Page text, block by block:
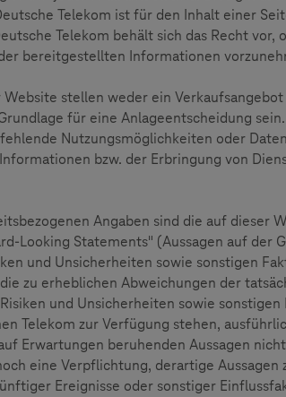
Telekom ist für den Inhalt einer
Telekom behält sich das Recht vor,
bereitgestellten Informationen
stellen weder ein
für eine Anlageentscheidung
Nutzungsmöglichkeiten oder
bzw. der Erbringung von
Angaben sind die auf dieser
Looking Statements" (Aussagen auf der
und Unsicherheiten sowie sonstigen
zu erheblichen Abweichungen der
und Unsicherheiten sowie
Telekom zur Verfügung stehen,
Erwartungen beruhenden Aussagen
eine Verpflichtung, derartige
Ereignisse oder sonstiger